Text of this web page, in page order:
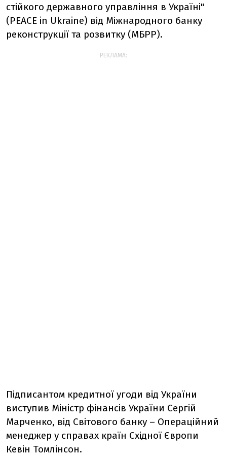
стійкого державного управління в Україні"
(PEACE in Ukraine) від Міжнародного банку
реконструкції та розвитку (МБРР).
РЕКЛАМА:
Підписантом кредитної угоди від України
виступив Міністр фінансів України Сергій
Марченко, від Світового банку – Операційний
менеджер у справах країн Східної Європи
Кевін Томлінсон.